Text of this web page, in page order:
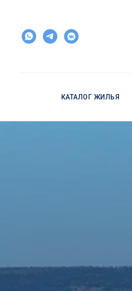
КАТАЛОГ ЖИЛЬЯ